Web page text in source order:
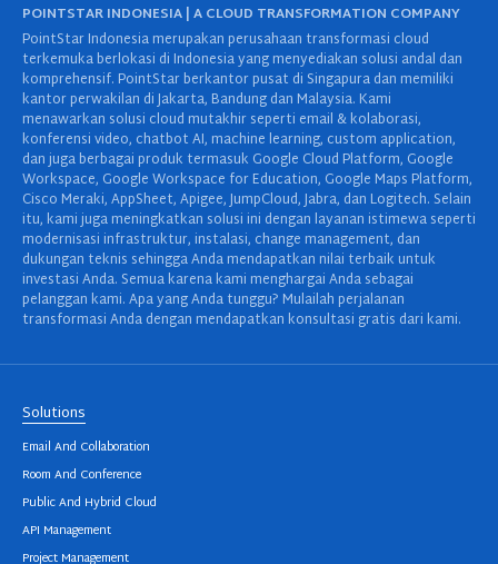
POINTSTAR INDONESIA | A CLOUD TRANSFORMATION COMPANY
PointStar Indonesia merupakan perusahaan transformasi cloud
terkemuka berlokasi di Indonesia yang menyediakan solusi andal dan
komprehensif. PointStar berkantor pusat di Singapura dan memiliki
kantor perwakilan di Jakarta, Bandung dan Malaysia. Kami
menawarkan solusi cloud mutakhir seperti email & kolaborasi,
konferensi video, chatbot AI, machine learning, custom application,
dan juga berbagai produk termasuk Google Cloud Platform, Google
Workspace, Google Workspace for Education, Google Maps Platform,
Cisco Meraki, AppSheet, Apigee, JumpCloud, Jabra, dan Logitech. Selain
itu, kami juga meningkatkan solusi ini dengan layanan istimewa seperti
modernisasi infrastruktur, instalasi, change management, dan
dukungan teknis sehingga Anda mendapatkan nilai terbaik untuk
investasi Anda. Semua karena kami menghargai Anda sebagai
pelanggan kami. Apa yang Anda tunggu? Mulailah perjalanan
transformasi Anda dengan mendapatkan konsultasi gratis dari kami.
Solutions
Email And Collaboration
Room And Conference
Public And Hybrid Cloud
API Management
Project Management